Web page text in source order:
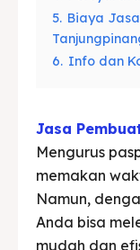
5. Biaya
6. Info dan
Jasa
Mengurus
memakan
Namun,
Anda bisa
mudah dan